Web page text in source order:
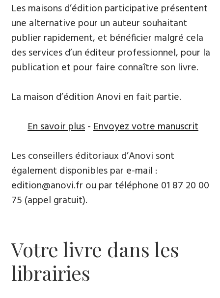
Les maisons d’édition participative présentent
une alternative pour un auteur souhaitant
publier rapidement, et bénéficier malgré cela
des services d’un éditeur professionnel, pour la
publication et pour faire connaître son livre.
La maison d’édition Anovi en fait partie.
En savoir plus-Envoyez votre manuscrit
Les conseillers éditoriaux d’Anovi sont
également disponibles par e-mail :
edition@anovi.fr ou par téléphone 01 87 20 00
75 (appel gratuit).
Votre livre dans les
librairies